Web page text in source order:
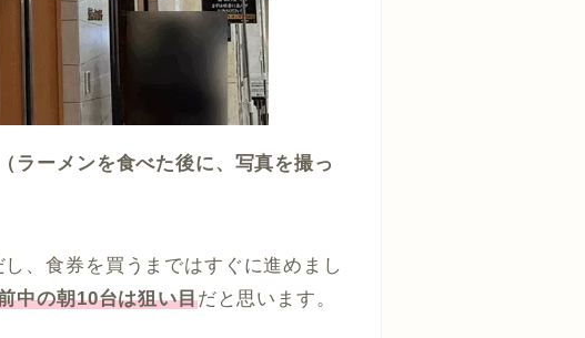
ラーメンを食べた後に、写真を撮っ
、食券を買うまではすぐに進めまし
中の朝10台は狙い目だと思います。